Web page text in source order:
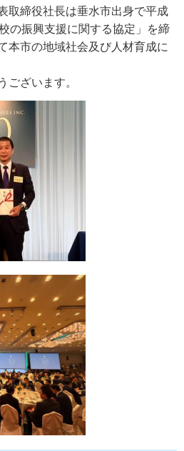
取締役社長は垂水市出身で平成
の振興支援に関する協定」を締
本市の地域社会及び人材育成に
ございます。